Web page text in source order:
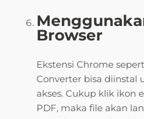
Browser
Ekstensi Chrome
Converter bisa diinstal
akses. Cukup klik ikon
PDF, maka file akan